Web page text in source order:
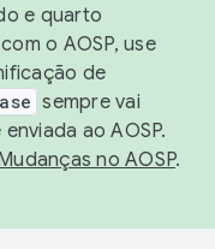
e quarto
o AOSP, use
de
sempre vai
ao AOSP.
no AOSP.